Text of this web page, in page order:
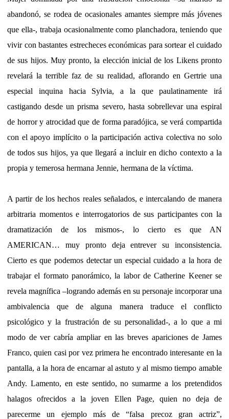
abandonó, se rodea de ocasionales amantes siempre más jóvenes
que ella-, trabaja ocasionalmente como planchadora, teniendo que
vivir con bastantes estrecheces económicas para sortear el cuidado
de sus hijos. Muy pronto, la elección inicial de los Likens pronto
revelará la terrible faz de su realidad, aflorando en Gertrie una
especial inquina hacia Sylvia, a la que paulatinamente irá
castigando desde un prisma severo, hasta sobrellevar una espiral
de horror y atrocidad que de forma paradójica, se verá compartida
con el apoyo implícito o la participación activa colectiva no solo
de todos sus hijos, ya que llegará a incluir en dicho contexto a la
propia y temerosa hermana Jennie, hermana de la víctima.
A partir de los hechos reales señalados, e intercalando de manera
arbitraria momentos e interrogatorios de sus participantes con la
dramatización de los mismos-, lo cierto es que AN
AMERICAN… muy pronto deja entrever su inconsistencia.
Cierto es que podemos detectar un especial cuidado a la hora de
trabajar el formato panorámico, la labor de Catherine Keener se
revela magnífica –logrando además en su personaje incorporar una
ambivalencia que de alguna manera traduce el conflicto
psicológico y la frustración de su personalidad-, a lo que a mi
modo de ver cabría ampliar en las breves apariciones de James
Franco, quien casi por vez primera he encontrado interesante en la
pantalla, a la hora de encarnar al astuto y al mismo tiempo amable
Andy. Lamento, en este sentido, no sumarme a los pretendidos
halagos ofrecidos a la joven Ellen Page, quien no deja de
parecerme un ejemplo más de “falsa precoz gran actriz”,